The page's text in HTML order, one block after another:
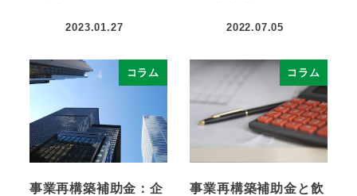
2023.01.27 2022.07.05
コラム
事業再構築補助金：企
コラム
事業再構築補助金と飲